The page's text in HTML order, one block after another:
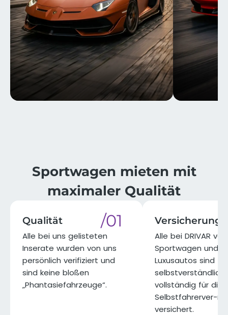
⁨⁨Sportwagen mieten mit
maximaler Qualität​
Qualität /01
Alle bei uns gelisteten
Inserate wurden von uns
persönlich verifiziert und
sind keine bloßen
„Phantasiefahrzeuge“.​
Versicherung
Alle bei DRIVAR
Sportwagen und
Luxusautos sind
selbstverständlich
vollständig für die
Selbstfahrerver-
versichert.​